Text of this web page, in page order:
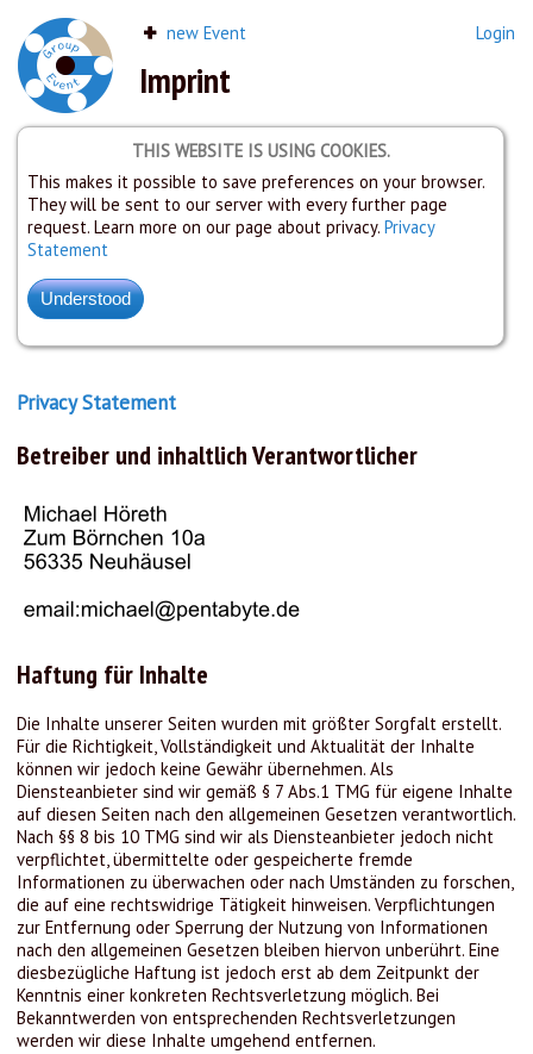
new Event Login
Imprint
THIS WEBSITE IS USING COOKIES.
This makes it possible to save preferences on your browser.
They will be sent to our server with every further page
request. Learn more on our page about privacy. Privacy
Statement
Privacy Statement
Betreiber und inhaltlich Verantwortlicher
Haftung für Inhalte
Die Inhalte unserer Seiten wurden mit größter Sorgfalt erstellt.
Für die Richtigkeit, Vollständigkeit und Aktualität der Inhalte
können wir jedoch keine Gewähr übernehmen. Als
Diensteanbieter sind wir gemäß § 7 Abs.1 TMG für eigene Inhalte
auf diesen Seiten nach den allgemeinen Gesetzen verantwortlich.
Nach §§ 8 bis 10 TMG sind wir als Diensteanbieter jedoch nicht
verpflichtet, übermittelte oder gespeicherte fremde
Informationen zu überwachen oder nach Umständen zu forschen,
die auf eine rechtswidrige Tätigkeit hinweisen. Verpflichtungen
zur Entfernung oder Sperrung der Nutzung von Informationen
nach den allgemeinen Gesetzen bleiben hiervon unberührt. Eine
diesbezügliche Haftung ist jedoch erst ab dem Zeitpunkt der
Kenntnis einer konkreten Rechtsverletzung möglich. Bei
Bekanntwerden von entsprechenden Rechtsverletzungen
werden wir diese Inhalte umgehend entfernen.